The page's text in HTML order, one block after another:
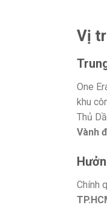
Vị
One
khu
Thủ
Vành
Chính